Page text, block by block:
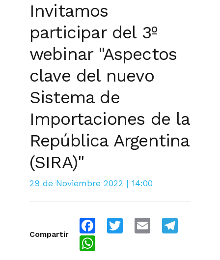
Invitamos
participar del 3º
webinar "Aspectos
clave del nuevo
Sistema de
Importaciones de la
República Argentina
(SIRA)"
29 de Noviembre 2022 | 14:00
Compartir
FacebookTwitter Email